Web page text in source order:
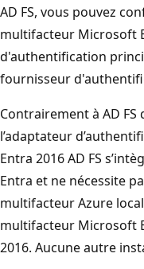
AD FS, vous pouvez
multifacteur Microsoft
d'authentification
fournisseur
Contrairement à AD FS
l’adaptateur
Entra 2016 AD FS
Entra et ne nécessite
multifacteur Azure
multifacteur Microsoft
2016. Aucune autre